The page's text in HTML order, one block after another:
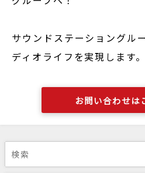
サウンドステーショングル
ディオライフを実現します。
お問い合わせは